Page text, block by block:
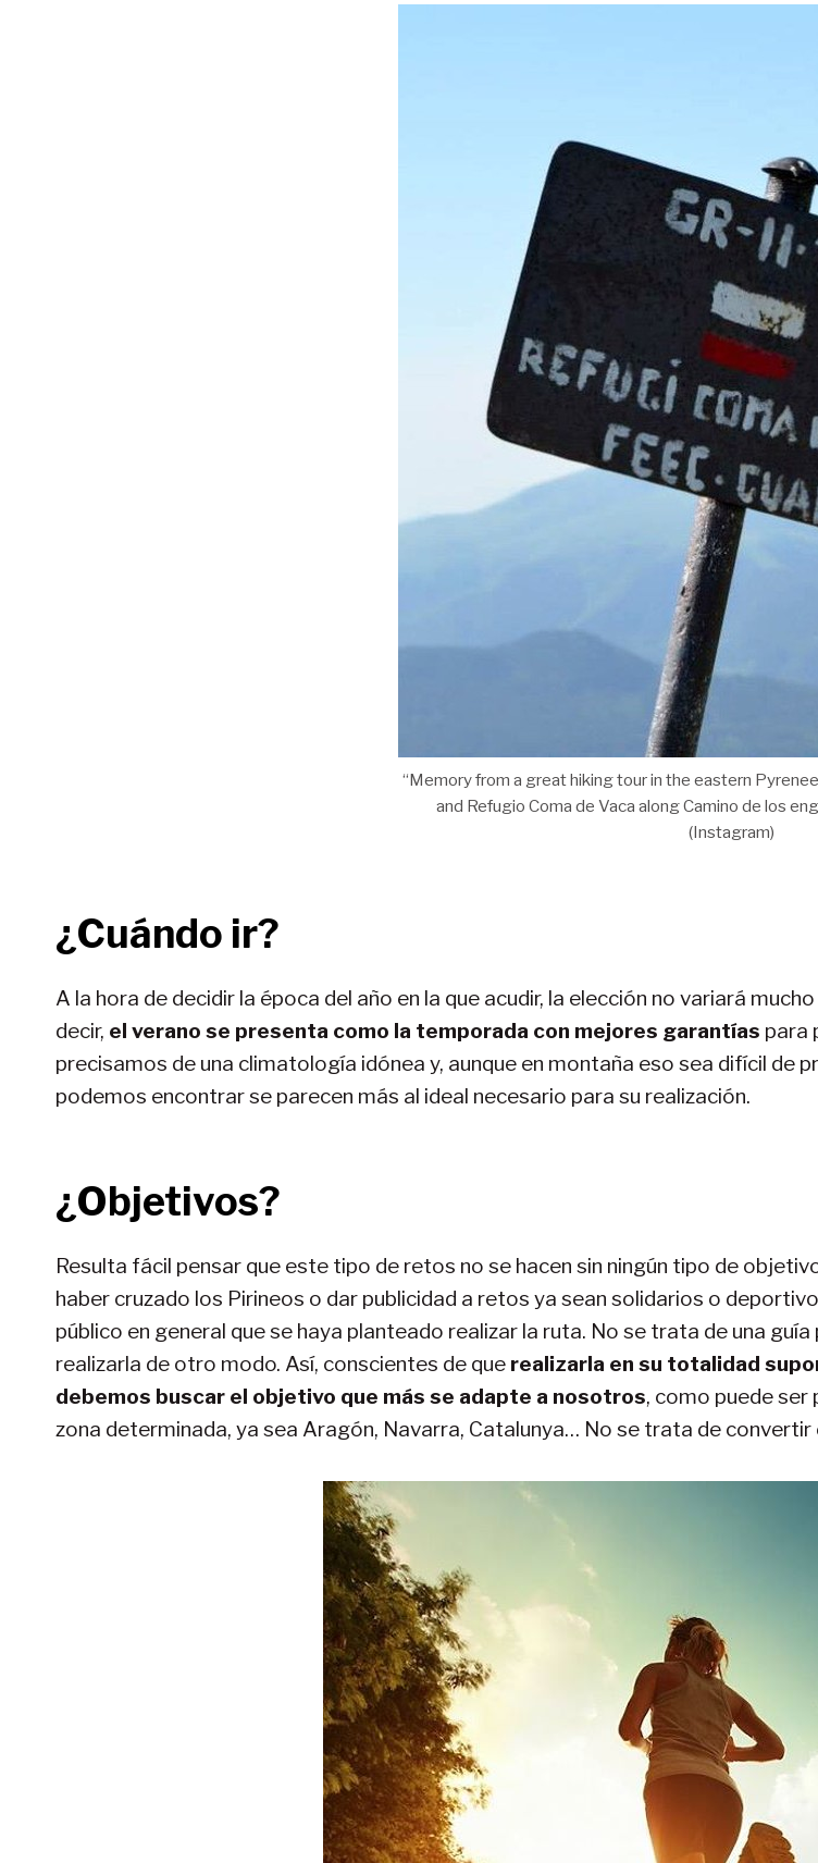
“Memory from a great hiking tour in the eastern
and Refugio Coma de Vaca along Camino de los
(Instagram)
¿Cuándo ir?
A la hora de decidir la época del año en la que acudir, la elección no variará
decir, el verano se presenta como la temporada con mejores garantías para
precisamos de una climatología idónea y, aunque en montaña eso sea difícil de
podemos encontrar se parecen más al ideal necesario para su realización.
¿Objetivos?
Resulta fácil pensar que este tipo de retos no se hacen sin ningún tipo de
haber cruzado los Pirineos o dar publicidad a retos ya sean solidarios o
público en general que se haya planteado realizar la ruta. No se trata de una
realizarla de otro modo. Así, conscientes de que realizarla en su totalidad
debemos buscar el objetivo que más se adapte a nosotros, como puede ser
zona determinada, ya sea Aragón, Navarra, Catalunya… No se trata de convertir